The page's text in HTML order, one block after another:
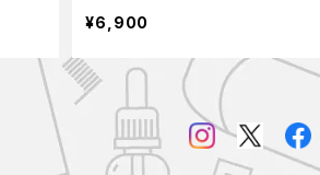
¥6,900